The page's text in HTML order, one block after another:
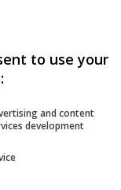
случае, если это
это
—
которые не
защиту тем, чьи
to use your
and content
development